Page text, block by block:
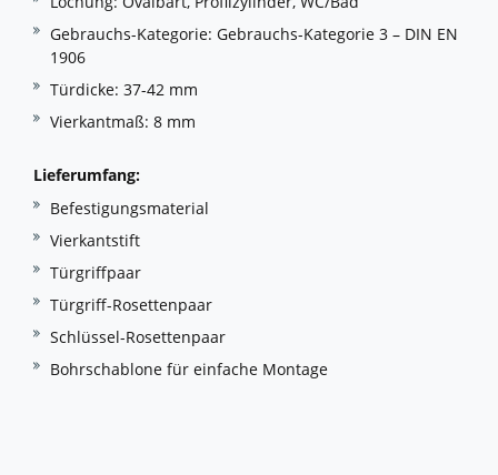
Gebrauchs-Kategorie: Gebrauchs-Kategorie 3 – DIN EN
1906
Türdicke: 37-42 mm
Vierkantmaß: 8 mm
Lieferumfang:
Befestigungsmaterial
Vierkantstift
Türgriffpaar
Türgriff-Rosettenpaar
Schlüssel-Rosettenpaar
Bohrschablone für einfache Montage